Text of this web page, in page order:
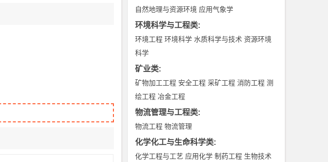
自然地理与资源环境 应用气象学
环境科学与工程类:
环境工程 环境科学 水质科学与技术 资源环境
科学
矿业类:
矿物加工工程 安全工程 采矿工程 消防工程 测
绘工程 冶金工程
物流管理与工程类:
物流工程 物流管理
化学化工与生命科学类:
化学工程与工艺 应用化学 制药工程 生物技术